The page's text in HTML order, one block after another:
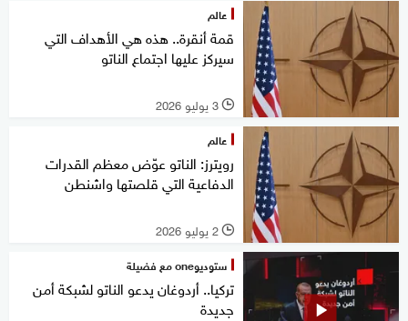
عالم
قمة أنقرة.. هذه هي الأهداف التي
سيركز عليها اجتماع الناتو
l 3 يوليو 2026
عالم
رويترز: الناتو عوّض معظم القدرات
الدفاعية التي قلصتها واشنطن
l 2 يوليو 2026
ستوديوone مع فضيلة
تركيا.. أردوغان يدعو الناتو لشبكة أمن
جديدة